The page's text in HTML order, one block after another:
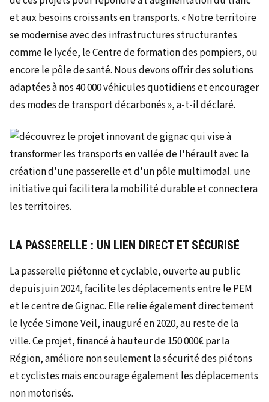
et aux besoins croissants en transports. « Notre territoire
se modernise avec des infrastructures structurantes
comme le lycée, le Centre de formation des pompiers, ou
encore le pôle de santé. Nous devons offrir des solutions
adaptées à nos 40 000 véhicules quotidiens et encourager
des modes de transport décarbonés », a-t-il déclaré.
LA PASSERELLE : UN LIEN DIRECT ET SÉCURISÉ
La passerelle piétonne et cyclable, ouverte au public
depuis juin 2024, facilite les déplacements entre le PEM
et le centre de Gignac. Elle relie également directement
le lycée Simone Veil, inauguré en 2020, au reste de la
ville. Ce projet, financé à hauteur de 150 000€ par la
Région, améliore non seulement la sécurité des piétons
et cyclistes mais encourage également les déplacements
non motorisés.